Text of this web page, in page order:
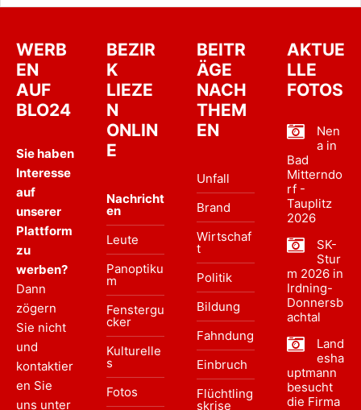
WERB
EN
AUF
BLO24
Sie haben
Interesse
auf
unserer
Plattform
zu
werben?
Dann
zögern
Sie nicht
und
kontaktier
en Sie
uns unter
BEZIR
K
LIEZE
N
ONLIN
E
Nachricht
en
Leute
Panoptiku
m
Fenstergu
cker
Kulturelle
s
Fotos
BEITR
ÄGE
NACH
THEM
EN
Unfall
Brand
Wirtschaf
t
Politik
Bildung
Fahndung
Einbruch
Flüchtling
skrise
AKTUE
LLE
FOTOS
Nen
a in
Bad
Mitterndo
rf -
Tauplitz
2026
SK-
Stur
m 2026 in
Irdning-
Donnersb
achtal
Land
esha
uptmann
besucht
die Firma